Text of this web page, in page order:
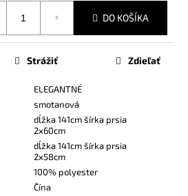
DO KOŠÍKA
ELEGANTNÉ
smotanová
dĺžka 141cm šírka prsia
2x60cm
dĺžka 141cm šírka prsia
2x58cm
100% polyester
Čína
Strážiť Zdieľať